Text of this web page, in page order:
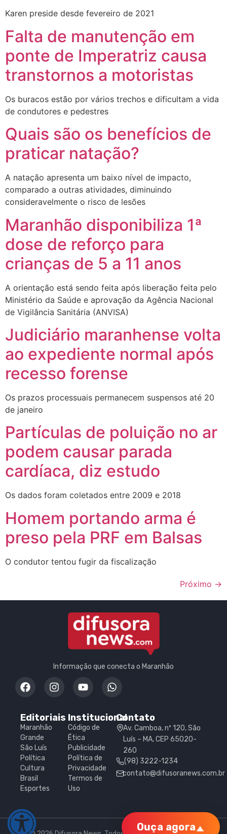
Karen preside desde fevereiro de 2021
Falta de manutenção em
ponte de Imperatriz causa
transtornos a motoristas
Os buracos estão por vários trechos e dificultam a vida
de condutores e pedestres
Quais são os benefícios de
praticar natação?
A natação apresenta um baixo nível de impacto,
comparado a outras atividades, diminuindo
consideravelmente o risco de lesões
Maranhão disponibiliza 1ª
dose de reforço para
crianças de 5 a 11 anos
A orientação está sendo feita após liberação feita pelo
Ministério da Saúde e aprovação da Agência Nacional
de Vigilância Sanitária (ANVISA)
Judiciário maranhense volta
ao expediente normal após
recesso forense
Os prazos processuais permanecem suspensos até 20
de janeiro
Partículas de poluição no ar
podem causar parada
cardíaca, diz estudo
Os dados foram coletados entre 2009 e 2018
Homem portando arma é
preso pela PRF em Balsas
O condutor tentou fugir da fiscalização
Próximo →
Informação que conecta o Maranhão
Editoriais
Maranhão
Grande
São Luís
Política
Cultura
Brasil
Esportes
Institucional
Código de
Ética
Publicidade
Política de
Privacidade
Termos de
Uso
Contato
Av. Camboa, nº 120, São
Luís – MA, CEP 65020-
260
(98) 3222-1234
contato@difusoranews.com.br
Ouça agora